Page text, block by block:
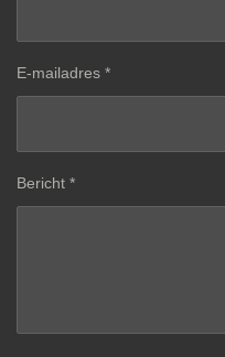
E-mailadres *
Bericht *